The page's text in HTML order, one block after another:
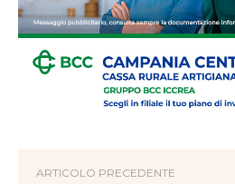
ARTICOLO PRECEDENTE